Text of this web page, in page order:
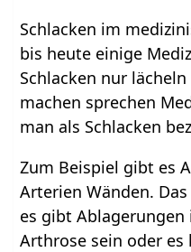
Schlacken im
bis heute einige
Schlacken nur
machen sprechen
man als Schlacken
Zum Beispiel gibt es
Arterien Wänden.
es gibt Ablagerungen
Arthrose sein oder es